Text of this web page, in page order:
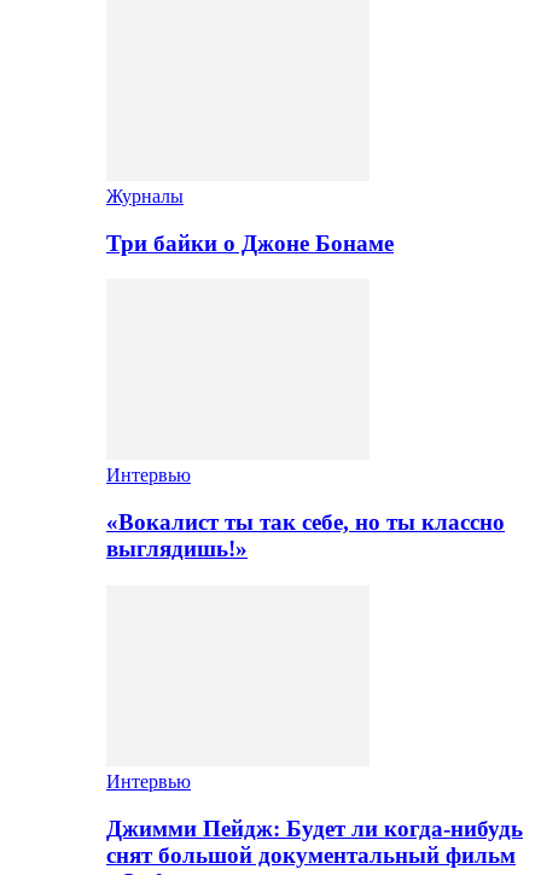
Журналы
Три байки о Джоне Бонаме
Интервью
«Вокалист ты так себе, но ты классно
выглядишь!»
Интервью
Джимми Пейдж: Будет ли когда-нибудь
снят большой документальный фильм